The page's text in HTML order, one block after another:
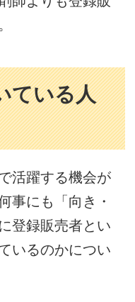
ている人
活躍する機会が
事にも「向き・
登録販売者とい
いるのかについ